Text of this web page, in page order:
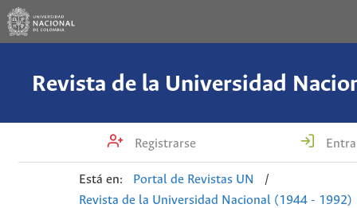
Registrarse
Está en: Portal de Revistas UN
/
Revista de la Universidad Nacional (1944 - 1992)